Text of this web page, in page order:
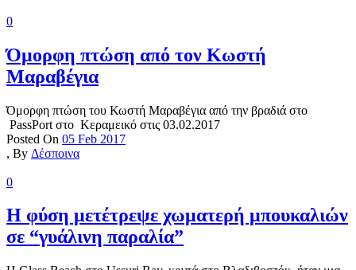
0
Όμορφη πτώση από τον Κωστή
Μαραβέγια
Όμορφη πτώση του Κωστή Μαραβέγια από την βραδιά στο
PassPort στο Κεραμεικό στις 03.02.2017
Posted On 05 Feb 2017
, By Δέσποινα
0
Η φύση μετέτρεψε χωματερή μπουκαλιών
σε “γυάλινη παραλία”